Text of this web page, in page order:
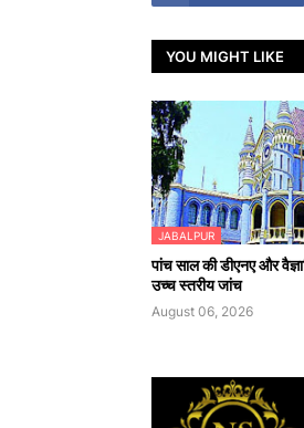
YOU MIGHT LIKE
JABALPUR
पांच साल की डीएनए और
उच्च स्तरीय जांच
August 06, 2026